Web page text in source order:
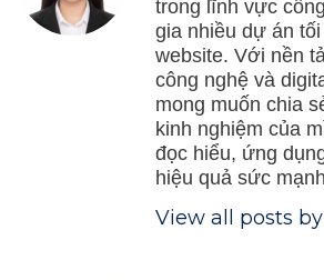
trong lĩnh vực
gia nhiều dự án
website. Với nền
công nghệ và
mong muốn chia
kinh nghiệm của
đọc hiểu, ứng
hiệu quả sức
View all posts